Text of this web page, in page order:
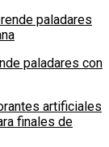
paladares con